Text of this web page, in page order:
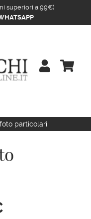
superiori a 99€)
 
particolari